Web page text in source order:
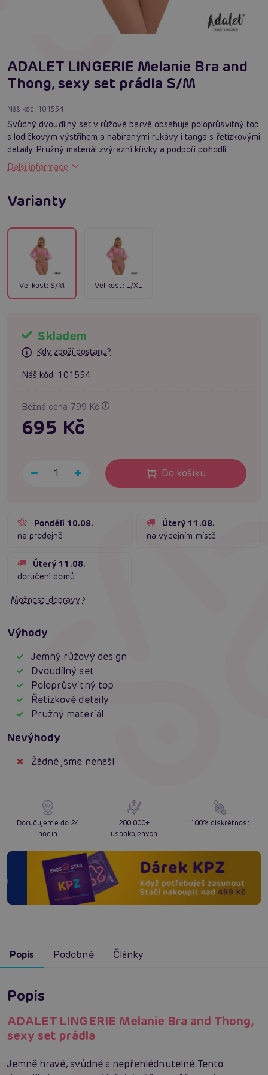
ADALET LINGERIE Melanie Bra and
Thong, sexy set prádla S/M
Náš kód: 101554
Svůdný dvoudílný set v růžové barvě obsahuje poloprůsvitný top
s lodičkovým výstřihem a nabíranými rukávy i tanga s řetízkovými
detaily. Pružný materiál zvýrazní křivky a podpoří pohodlí.
Další informace
Varianty
Velikost: S/M Velikost: L/XL
Skladem
Kdy zboží dostanu?
Náš kód: 101554
Běžná cena 799 Kč
695 Kč
Do košíku
Pondělí 10.08.
na prodejně
Úterý 11.08.
na výdejním místě
Úterý 11.08.
doručení domů
Možnosti dopravy
Výhody
Jemný růžový design
Dvoudílný set
Poloprůsvitný top
Řetízkové detaily
Pružný materiál
Nevýhody
Žádné jsme nenašli
Doručujeme do 24
hodin
200 000+
uspokojených
100% diskrétnost
Popis Podobné Články
Popis
ADALET LINGERIE Melanie Bra and Thong,
sexy set prádla
Jemně hravé, svůdné a nepřehlédnutelné. Tento